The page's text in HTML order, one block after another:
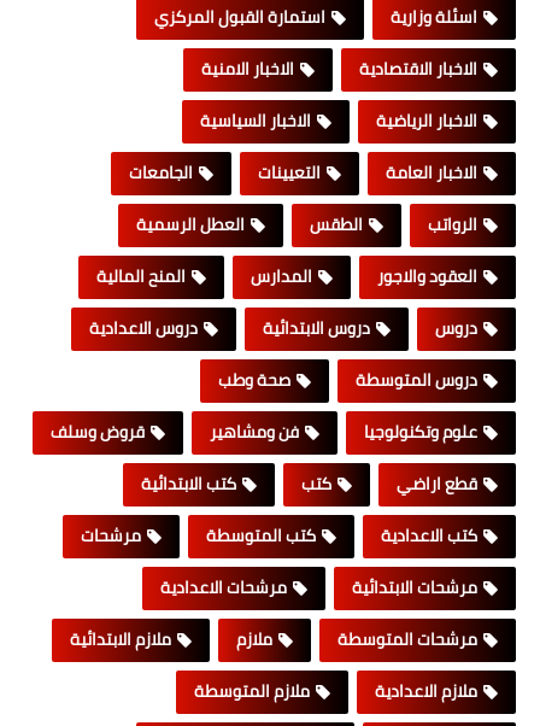
اسئلة وزارية
استمارة القبول المركزي
الاخبار الاقتصادية
الاخبار الامنية
الاخبار الرياضية
الاخبار السياسية
الاخبار العامة
التعيينات
الجامعات
الرواتب
الطقس
العطل الرسمية
العقود والاجور
المدارس
المنح المالية
دروس
دروس الابتدائية
دروس الاعدادية
دروس المتوسطة
صحة وطب
علوم وتكنولوجيا
فن ومشاهير
قروض وسلف
قطع اراضي
كتب
كتب الابتدائية
كتب الاعدادية
كتب المتوسطة
مرشحات
مرشحات الابتدائية
مرشحات الاعدادية
مرشحات المتوسطة
ملازم
ملازم الابتدائية
ملازم الاعدادية
ملازم المتوسطة